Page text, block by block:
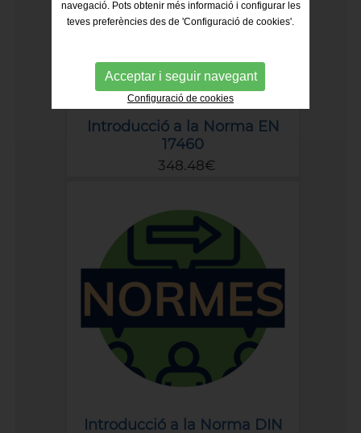
Introducció a la Norma EN
17460
348.48€
Introducció a la Norma DIN
navegació. Pots obtenir més informació i configurar les
teves preferències des de 'Configuració de cookies'.
Acceptar i seguir navegant
Configuració de cookies